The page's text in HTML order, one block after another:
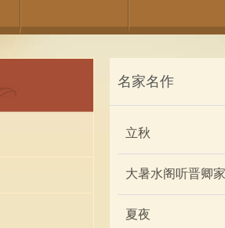
名家名作
立秋
大暑水阁听晋卿
夏夜